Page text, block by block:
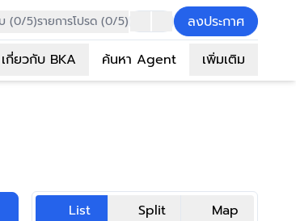
(0/5)รายการโปรด (0/5)
ลงประกาศ
เกี่ยวกับ BKA ค้นหา Agent เพิ่มเติม
List Split Map